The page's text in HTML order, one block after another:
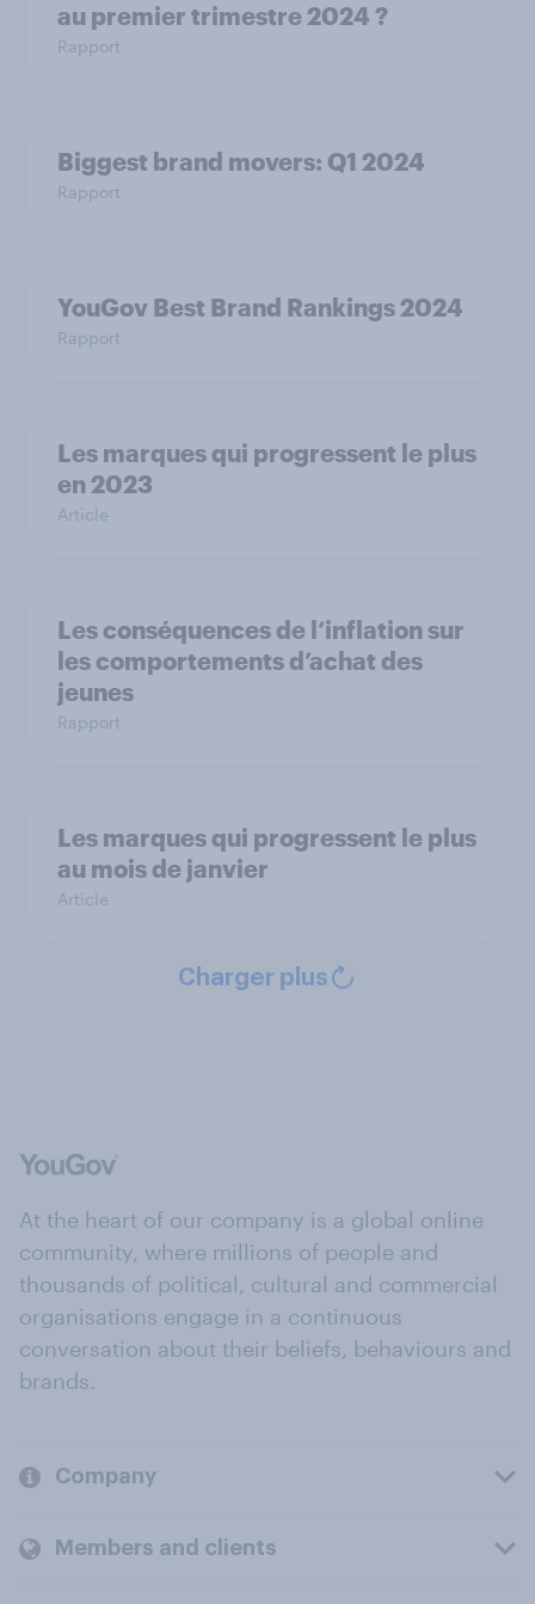
au premier trimestre 2024 ?
Rapport
Biggest brand movers: Q1 2024
Rapport
YouGov Best Brand Rankings 2024
Rapport
Les marques qui progressent le plus
en 2023
Article
Les conséquences de l‘inflation sur
les comportements d’achat des
jeunes
Rapport
Les marques qui progressent le plus
au mois de janvier
Article
Charger plus
At the heart of our company is a global online
community, where millions of people and
thousands of political, cultural and commercial
organisations engage in a continuous
conversation about their beliefs, behaviours and
brands.
Company
Members and clients